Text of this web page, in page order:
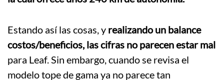
Estando así las cosas, y realizando un balance
costos/beneficios, las cifras no parecen estar mal
para Leaf. Sin embargo, cuando se revisa el
modelo tope de gama ya no parece tan